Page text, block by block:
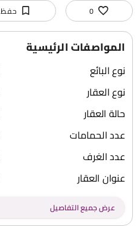
0 حفظ
المواصفات الرئيسية
نوع البائع
نوع العقار
حالة العقار
عدد الحمامات
عدد الغرف
عنوان العقار
عرض جميع التفاصيل